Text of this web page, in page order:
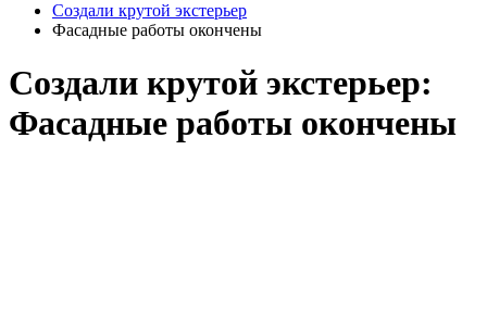
Создали крутой экстерьер
Фасадные работы окончены
Создали крутой экстерьер:
Фасадные работы окончены